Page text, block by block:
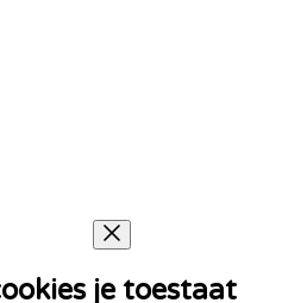
je toestaat